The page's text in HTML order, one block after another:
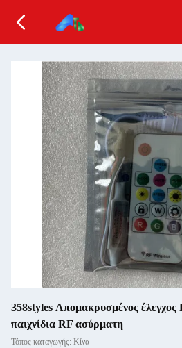
358styles Απομακρυσμένος
παιχνίδια RF ασύρματη
Τόπος καταγωγής: Κίνα